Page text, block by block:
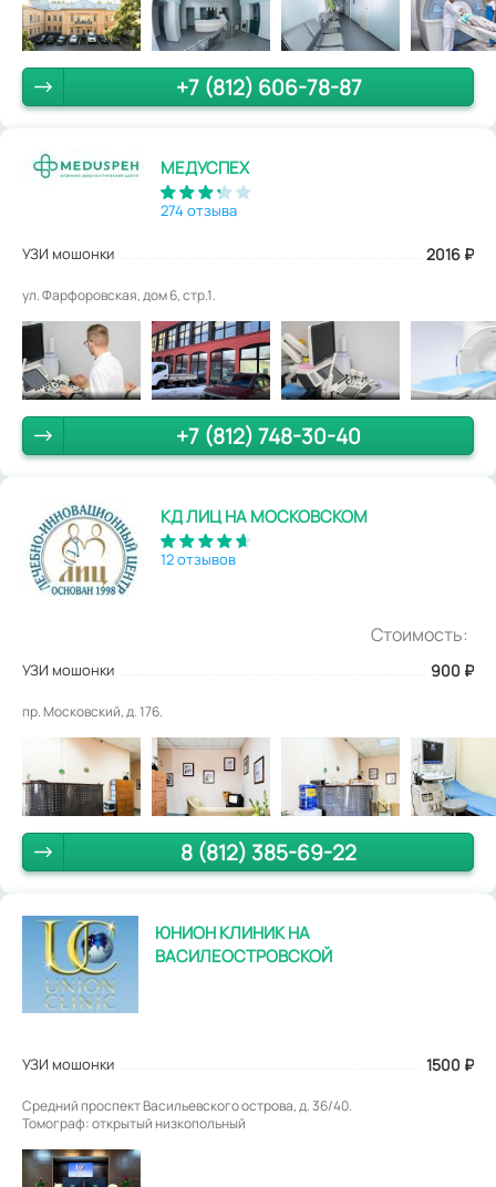
+7 (812) 606-78-87
МЕДУСПЕХ
274 отзыва
УЗИ мошонки 2016 ₽
ул. Фарфоровская, дом 6, стр.1.
+7 (812) 748-30-40
КД ЛИЦ НА МОСКОВСКОМ
12 отзывов
Стоимость:
УЗИ мошонки 900 ₽
пр. Московский, д. 176.
8 (812) 385-69-22
ЮНИОН КЛИНИК НА
ВАСИЛЕОСТРОВСКОЙ
УЗИ мошонки 1500 ₽
Средний проспект Васильевского острова, д. 36/40.
Томограф: открытый низкопольный